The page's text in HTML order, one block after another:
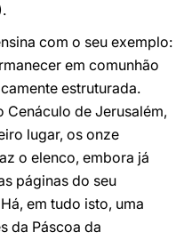
com o seu exemplo:
em comunhão
estruturada.
Cenáculo de Jerusalém,
lugar, os onze
o elenco, embora já
páginas do seu
Há, em tudo isto, uma
da Páscoa da